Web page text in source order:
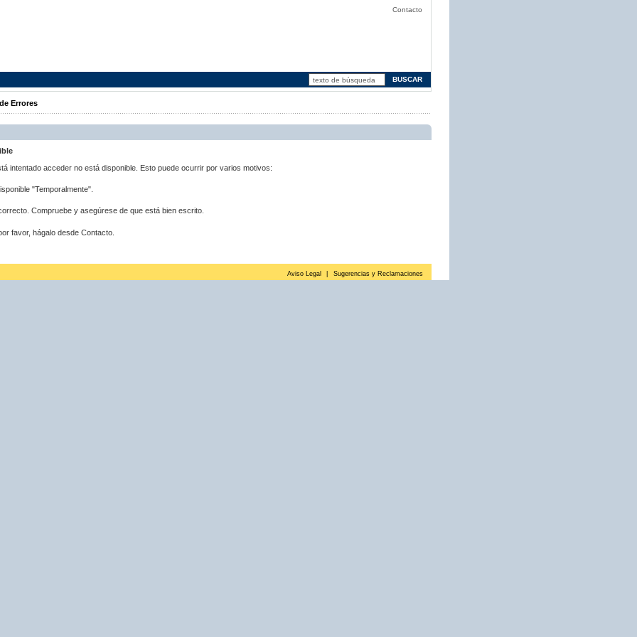
Contacto
Errores
intentado acceder no está disponible. Esto puede ocurrir por varios motivos:
"Temporalmente".
Compruebe y asegúrese de que está bien escrito.
favor, hágalo desde Contacto.
Aviso Legal Sugerencias y Reclamaciones